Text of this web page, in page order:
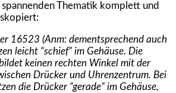
Thematik komplett und
16523 (Anm: dementsprechend auch
leicht “schief” im Gehäuse. Die
keinen rechten Winkel mit der
Drücker und Uhrenzentrum. Bei
die Drücker “gerade” im Gehäuse,